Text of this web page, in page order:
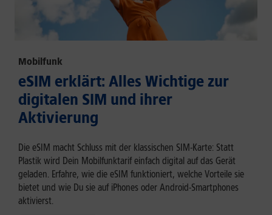
Mobilfunk
eSIM erklärt: Alles Wichtige zur
digitalen SIM und ihrer
Aktivierung
Die eSIM macht Schluss mit der klassischen SIM-Karte: Statt
Plastik wird Dein Mobilfunktarif einfach digital auf das Gerät
geladen. Erfahre, wie die eSIM funktioniert, welche Vorteile sie
bietet und wie Du sie auf iPhones oder Android-Smartphones
aktivierst.